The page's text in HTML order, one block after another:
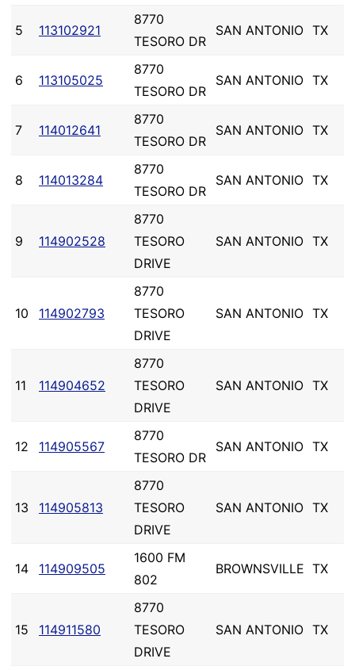
5 113102921
8770
TESORO DR
SAN ANTONIO TX
6 113105025
8770
TESORO DR
SAN ANTONIO TX
7 114012641
8770
TESORO DR
SAN ANTONIO TX
8 114013284
8770
TESORO DR
SAN ANTONIO TX
9 114902528
8770
TESORO
DRIVE
SAN ANTONIO TX
10 114902793
8770
TESORO
DRIVE
SAN ANTONIO TX
11 114904652
8770
TESORO
DRIVE
SAN ANTONIO TX
12 114905567
8770
TESORO DR
SAN ANTONIO TX
13 114905813
8770
TESORO
DRIVE
SAN ANTONIO TX
14 114909505
1600 FM
802
BROWNSVILLE TX
15 114911580
8770
TESORO
DRIVE
SAN ANTONIO TX